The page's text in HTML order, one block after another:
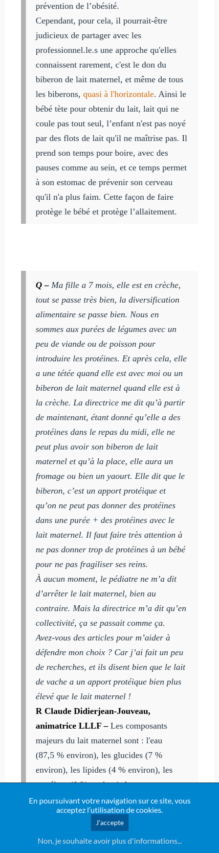
En poursuivant votre navigation sur ce site, vous
acceptez l’utilisation de cookies.
J'accepte
Non, je souhaite avoir plus d'informations...
prévention de l’obésité.
Cependant, pour cela, il pourrait-être
judicieux de partager avec les
professionnel.le.s une approche qu'elles
connaissent rarement, c'est le don du
biberon de lait maternel, et même de tous
les biberons, quasi à l'horizontale. Ainsi le
bébé tète pour obtenir du lait, lait qui ne
coule pas tout seul, l’enfant n'est pas noyé
par des flots de lait qu'il ne maîtrise pas. Il
prend son temps pour boire, avec des
pauses comme au sein, et ce temps permet
à son estomac de prévenir son cerveau
qu'il n'a plus faim. Cette façon de faire
protège le bébé et protège l’allaitement.
Q –Ma fille a 7 mois, elle est en crèche,
tout se passe très bien, la diversification
alimentaire se passe bien. Nous en
sommes aux purées de légumes avec un
peu de viande ou de poisson pour
introduire les protéines. Et après cela, elle
a une tétée quand elle est avec moi ou un
biberon de lait maternel quand elle est à
la crèche. La directrice me dit qu’à partir
de maintenant, étant donné qu’elle a des
protéines dans le repas du midi, elle ne
peut plus avoir son biberon de lait
maternel et qu’à la place, elle aura un
fromage ou bien un yaourt. Elle dit que le
biberon, c’est un apport protéique et
qu’on ne peut pas donner des protéines
dans une purée + des protéines avec le
lait maternel. Il faut faire très attention à
ne pas donner trop de protéines à un bébé
pour ne pas fragiliser ses reins.
À aucun moment, le pédiatre ne m’a dit
d’arrêter le lait maternel, bien au
contraire. Mais la directrice m’a dit qu’en
collectivité, ça se passait comme ça.
Avez-vous des articles pour m’aider à
défendre mon choix ? Car j’ai fait un peu
de recherches, et ils disent bien que le lait
de vache a un apport protéique bien plus
élevé que le lait maternel !
R Claude Didierjean-Jouveau,
animatrice LLLF –Les composants
majeurs du lait maternel sont : l'eau
(87,5 % environ), les glucides (7 %
environ), les lipides (4 % environ), les
protéines (1 % environ), les
micronutriments (0,5 % environ).
Est-ce que la prochaine fois, ils vont dire
- ça fait trop d’eau avec l’eau que les